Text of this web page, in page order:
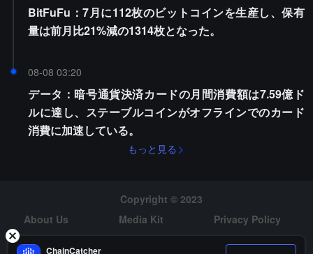
BitFuFu：7月に112枚のビットコインを生産し、保有
量は前月比21%減の1314枚となった。
08-08 03:20
データ：暗号通貨決済カードの月間消費額は7.59億ド
ルに達し、ステーブルコインがオフラインでのカード
消費に加速している。
もっと見る
Copyright © 2023
About Us
Media Kit
Privacy Policy
Risk Warning
Hiring
ChainCatcher